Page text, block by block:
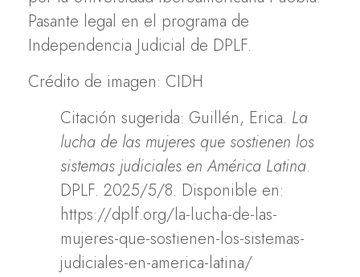
Pasante legal en el programa de
Independencia Judicial de DPLF.
Crédito de imagen: CIDH
Citación sugerida: Guillén, Erica. La
lucha de las mujeres que sostienen los
sistemas judiciales en América Latina.
DPLF. 2025/5/8. Disponible en:
https://dplf.org/la-lucha-de-las-
mujeres-que-sostienen-los-sistemas-
judiciales-en-america-latina/